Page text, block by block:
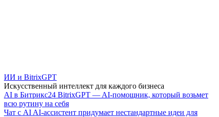
ИИ и BitrixGPT
Искусственный интеллект для каждого бизнеса
AI в Битрикс24 BitrixGPT — AI-помощник, который возьмет
всю рутину на себя
Чат с AI AI-ассистент придумает нестандартные идеи для